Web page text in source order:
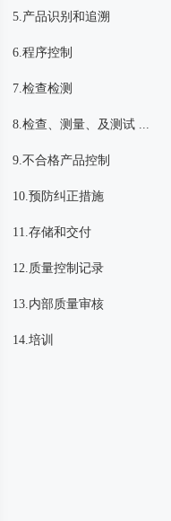
5.产品识别和追溯
6.程序控制
7.检查检测
8.检查、测量、及测试 ...
9.不合格产品控制
10.预防纠正措施
11.存储和交付
12.质量控制记录
13.内部质量审核
14.培训